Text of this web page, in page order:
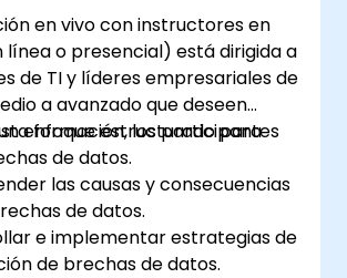
en vivo con instructores en
línea o presencial) está dirigida a
de TI y líderes empresariales de
a avanzado que deseen
enfoque estructurado para
de datos.
formación, los participantes
las causas y consecuencias
de datos.
e implementar estrategias de
de brechas de datos.